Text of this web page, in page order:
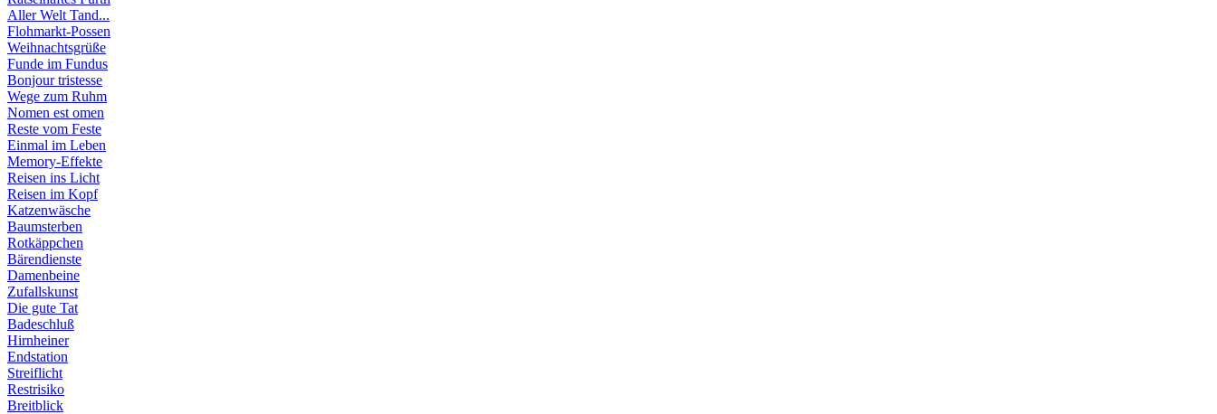
Aller Welt Tand...
Flohmarkt-Possen
Weihnachtsgrüße
Funde im Fundus
Bonjour tristesse
Wege zum Ruhm
Nomen est omen
Reste vom Feste
Einmal im Leben
Memory-Effekte
Reisen ins Licht
Reisen im Kopf
Katzenwäsche
Baumsterben
Rotkäppchen
Bärendienste
Damenbeine
Zufallskunst
Die gute Tat
Badeschluß
Hirnheiner
Endstation
Streiflicht
Restrisiko
Breitblick